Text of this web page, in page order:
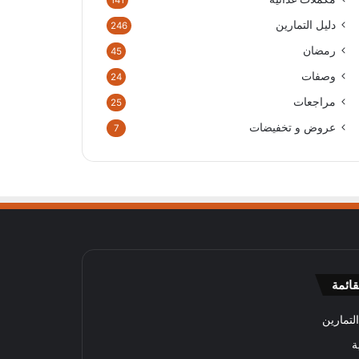
دليل التمارين 246
رمضان 45
وصفات 24
مراجعات 25
عروض و تخفيضات 7